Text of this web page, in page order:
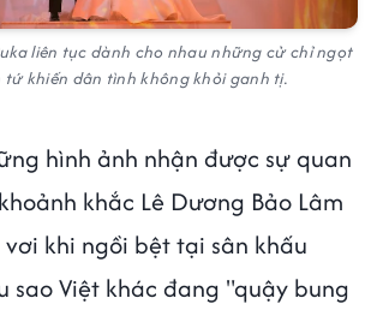
liên tục dành cho nhau những cử chỉ ngọt
tứ khiến dân tình không khỏi ganh tị.
hình ảnh nhận được sự quan
khắc Lê Dương Bảo Lâm
khi ngồi bệt tại sân khấu
sao Việt khác đang "quậy bung